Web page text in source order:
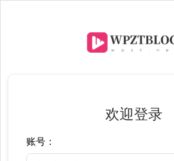
欢迎登录
账号：